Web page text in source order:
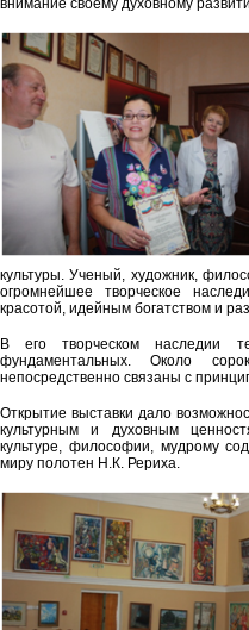
внимание своему духовному
культуры. Ученый, художник,
огромнейшее творческое
красотой, идейным богатством и
В его творческом наследии
фундаментальных. Около
непосредственно связаны с
Открытие выставки дало
культурным и духовным
культуре, философии, мудрому
миру полотен Н.К. Рериха.